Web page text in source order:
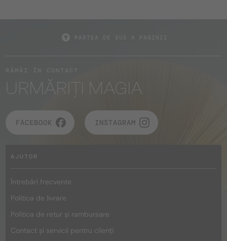
URMĂRIȚI MAGIA
FACEBOOK INSTAGRAM
AJUTOR
Întrebări frecvente
Politica de livrare
Politica de retur și rambursare
Contact și servicii pentru clienți